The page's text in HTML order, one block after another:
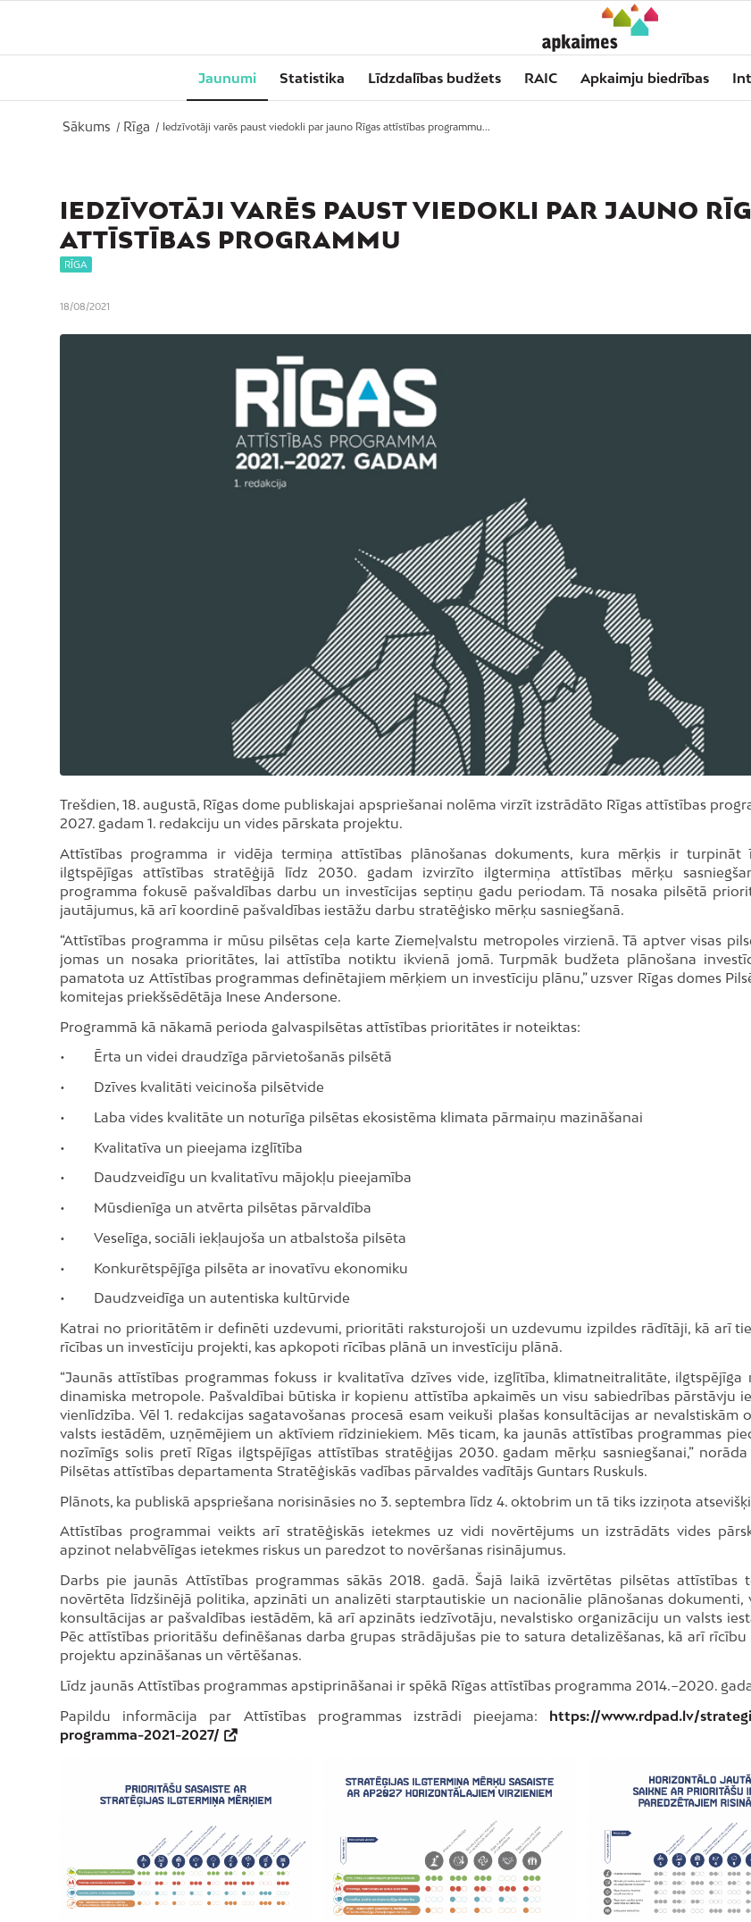
Jaunumi Statistika Līdzdalības budžets RAIC Apkaimju biedrības
Sākums / Rīga / Iedzīvotāji varēs paust viedokli par jauno Rīgas attīstības programmu...
IEDZĪVOTĀJI VARĒS PAUST VIEDOKLI PAR JAUNO
ATTĪSTĪBAS PROGRAMMU
RĪGA
18/08/2021
Trešdien, 18. augustā, Rīgas dome publiskajai apspriešanai nolēma virzīt izstrādāto Rīgas attīstības
2027. gadam 1. redakciju un vides pārskata projektu.
Attīstības programma ir vidēja termiņa attīstības plānošanas dokuments, kura mērķis ir turpināt
ilgtspējīgas attīstības stratēģijā līdz 2030. gadam izvirzīto ilgtermiņa attīstības mērķu
programma fokusē pašvaldības darbu un investīcijas septiņu gadu periodam. Tā nosaka pilsētā
jautājumus, kā arī koordinē pašvaldības iestāžu darbu stratēģisko mērķu sasniegšanā.
“Attīstības programma ir mūsu pilsētas ceļa karte Ziemeļvalstu metropoles virzienā. Tā aptver visas
jomas un nosaka prioritātes, lai attīstība notiktu ikvienā jomā. Turpmāk budžeta plānošana
pamatota uz Attīstības programmas definētajiem mērķiem un investīciju plānu,” uzsver Rīgas domes
komitejas priekšsēdētāja Inese Andersone.
Programmā kā nākamā perioda galvaspilsētas attīstības prioritātes ir noteiktas:
• Ērta un videi draudzīga pārvietošanās pilsētā
• Dzīves kvalitāti veicinoša pilsētvide
• Laba vides kvalitāte un noturīga pilsētas ekosistēma klimata pārmaiņu mazināšanai
• Kvalitatīva un pieejama izglītība
• Daudzveidīgu un kvalitatīvu mājokļu pieejamība
• Mūsdienīga un atvērta pilsētas pārvaldība
• Veselīga, sociāli iekļaujoša un atbalstoša pilsēta
• Konkurētspējīga pilsēta ar inovatīvu ekonomiku
• Daudzveidīga un autentiska kultūrvide
Katrai no prioritātēm ir definēti uzdevumi, prioritāti raksturojoši un uzdevumu izpildes rādītāji, kā arī
rīcības un investīciju projekti, kas apkopoti rīcības plānā un investīciju plānā.
“Jaunās attīstības programmas fokuss ir kvalitatīva dzīves vide, izglītība, klimatneitralitāte,
dinamiska metropole. Pašvaldībai būtiska ir kopienu attīstība apkaimēs un visu sabiedrības pārstāvju
vienlīdzība. Vēl 1. redakcijas sagatavošanas procesā esam veikuši plašas konsultācijas ar nevalstiskām
valsts iestādēm, uzņēmējiem un aktīviem rīdziniekiem. Mēs ticam, ka jaunās attīstības programmas
nozīmīgs solis pretī Rīgas ilgtspējīgas attīstības stratēģijas 2030. gadam mērķu sasniegšanai,”
Pilsētas attīstības departamenta Stratēģiskās vadības pārvaldes vadītājs Guntars Ruskuls.
Plānots, ka publiskā apspriešana norisināsies no 3. septembra līdz 4. oktobrim un tā tiks izziņota
Attīstības programmai veikts arī stratēģiskās ietekmes uz vidi novērtējums un izstrādāts vides
apzinot nelabvēlīgas ietekmes riskus un paredzot to novēršanas risinājumus.
Darbs pie jaunās Attīstības programmas sākās 2018. gadā. Šajā laikā izvērtētas pilsētas attīstības
novērtēta līdzšinējā politika, apzināti un analizēti starptautiskie un nacionālie plānošanas dokumenti,
konsultācijas ar pašvaldības iestādēm, kā arī apzināts iedzīvotāju, nevalstisko organizāciju un valsts
Pēc attīstības prioritāšu definēšanas darba grupas strādājušas pie to satura detalizēšanas, kā arī
projektu apzināšanas un vērtēšanas.
Līdz jaunās Attīstības programmas apstiprināšanai ir spēkā Rīgas attīstības programma 2014.−2020.
Papildu informācija par Attīstības programmas izstrādi pieejama: https://www.rdpad.lv/
programma-2021-2027/